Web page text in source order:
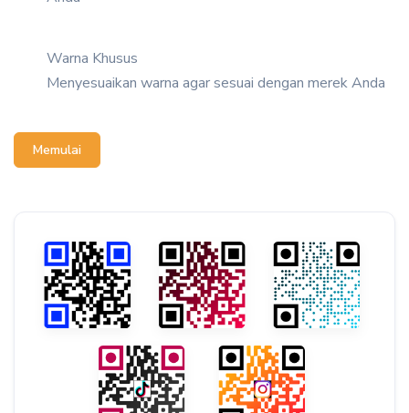
Warna Khusus
Menyesuaikan warna agar sesuai dengan merek Anda
Memulai